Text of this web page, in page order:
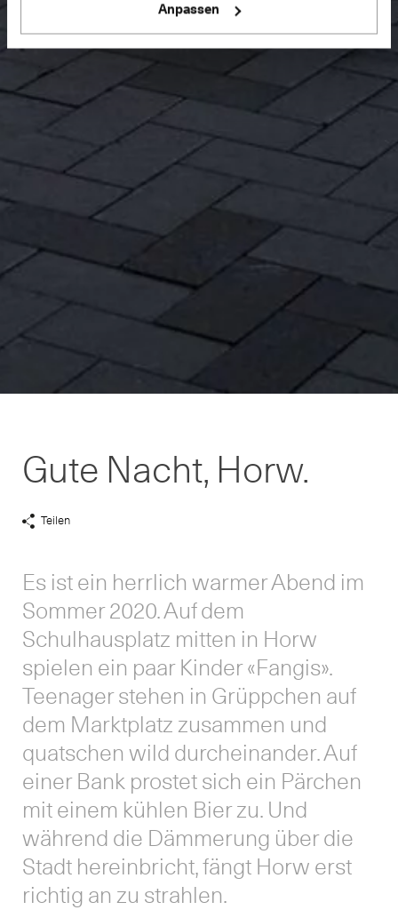
Anpassen
Gute Nacht, Horw.
Teilen
Es ist ein herrlich warmer Abend im
Sommer 2020. Auf dem
Schulhausplatz mitten in Horw
spielen ein paar Kinder «Fangis».
Teenager stehen in Grüppchen auf
dem Marktplatz zusammen und
quatschen wild durcheinander. Auf
einer Bank prostet sich ein Pärchen
mit einem kühlen Bier zu. Und
während die Dämmerung über die
Stadt hereinbricht, fängt Horw erst
richtig an zu strahlen.